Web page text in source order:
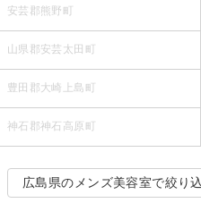
安芸郡熊野町
山県郡安芸太田町
豊田郡大崎上島町
神石郡神石高原町
広島県のメンズ美容室で絞り